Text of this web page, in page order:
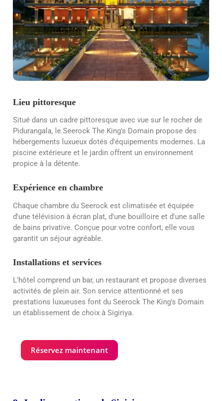
Lieu pittoresque
Situé dans un cadre pittoresque avec vue sur le rocher de
Pidurangala, le Seerock The King's Domain propose des
hébergements luxueux dotés d'équipements modernes. La
piscine extérieure et le jardin offrent un environnement
propice à la détente.
Expérience en chambre
Chaque chambre du Seerock est climatisée et équipée
d'une télévision à écran plat, d'une bouilloire et d'une salle
de bains privative. Conçue pour votre confort, elle vous
garantit un séjour agréable.
Installations et services
L'hôtel comprend un bar, un restaurant et propose diverses
activités de plein air. Son service attentionné et ses
prestations luxueuses font du Seerock The King's Domain
un établissement de choix à Sigiriya.
Réservez maintenant